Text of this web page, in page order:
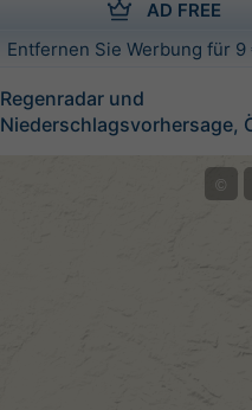
AD FREE
Entfernen Sie Werbung für
Regenradar und
Niederschlagsvorhersage,
©